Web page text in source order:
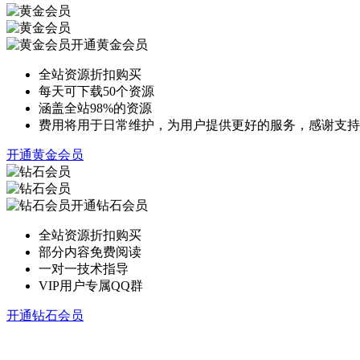
开通黄金会员
全站资源折扣购买
每天可下载50个资源
涵盖全站98%的资源
费用将用于日常维护，为用户提供更好的服务，感谢支持
开通黄金会员
开通钻石会员
全站资源折扣购买
部分内容免费阅读
一对一技术指导
VIP用户专属QQ群
开通钻石会员